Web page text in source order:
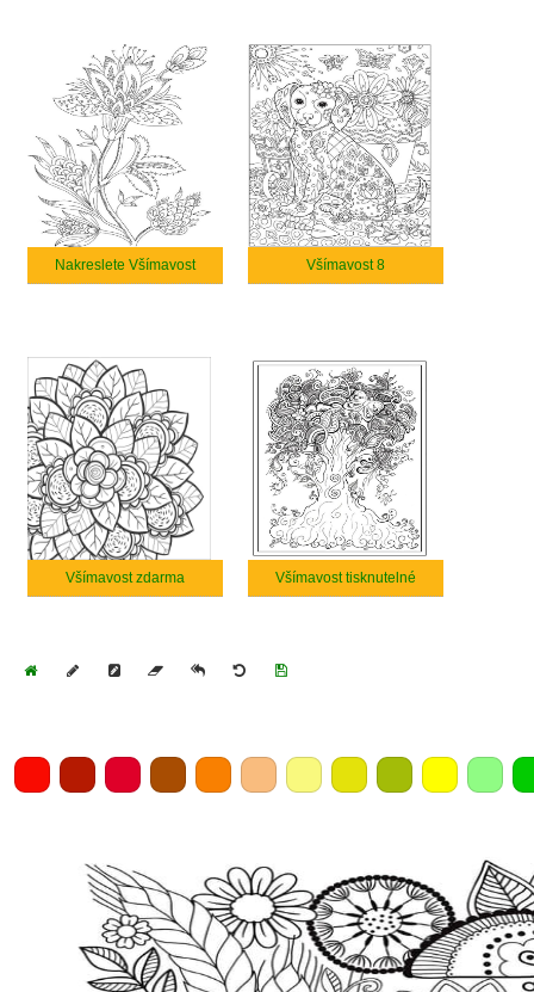
Nakreslete Všímavost Všímavost 8
Všímavost zdarma Všímavost tisknutelné